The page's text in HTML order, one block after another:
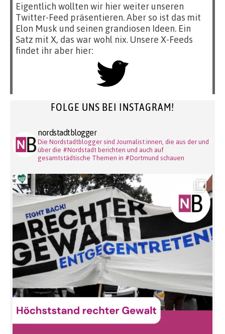
Eigentlich wollten wir hier weiter unseren
Twitter-Feed präsentieren. Aber so ist das mit
Elon Musk und seinen grandiosen Ideen. Ein
Satz mit X, das war wohl nix. Unsere X-Feeds
findet ihr aber hier:
FOLGE UNS BEI INSTAGRAM!
nordstadtblogger
Die Nordstadtblogger sind Journalist:innen, die aus der und
über die #Nordstadt berichten und auch auf
gesamtstädtische Themen in #Dortmund schauen